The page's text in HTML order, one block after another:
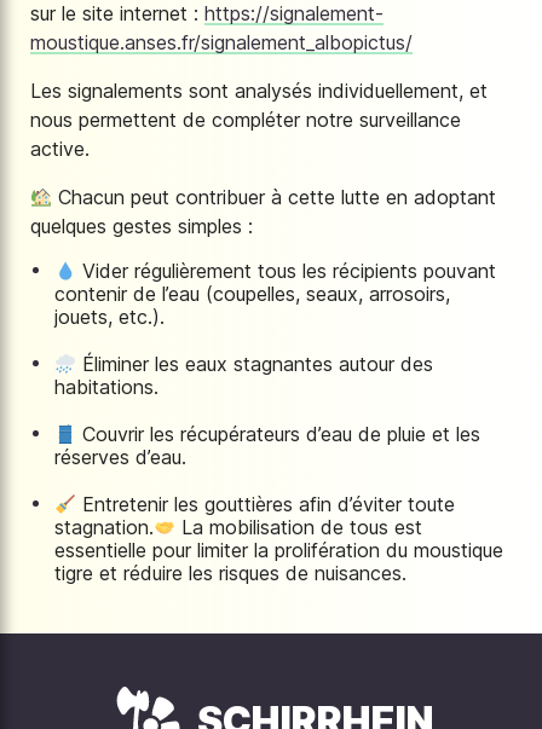
sur le site internet : https://signalement-
moustique.anses.fr/signalement_albopictus/
Les signalements sont analysés individuellement, et
nous permettent de compléter notre surveillance
active.
Chacun peut contribuer à cette lutte en adoptant
quelques gestes simples :
Vider régulièrement tous les récipients pouvant
contenir de l’eau (coupelles, seaux, arrosoirs,
jouets, etc.).
Éliminer les eaux stagnantes autour des
habitations.
Couvrir les récupérateurs d’eau de pluie et les
réserves d’eau.
Entretenir les gouttières afin d’éviter toute
stagnation.
La mobilisation de tous est
essentielle pour limiter la prolifération du moustique
tigre et réduire les risques de nuisances.